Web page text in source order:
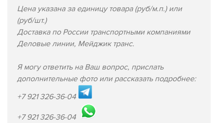
Цена указана за единицу товара (руб/м.п.) или
(руб/шт.)
Доставка по России транспортными компаниями
Деловые линии, Мейджик транс.
Я могу ответить на Ваш вопрос, прислать
дополнительные фото или рассказать подробнее:
+7 921 326-36-04
+7 921 326-36-04